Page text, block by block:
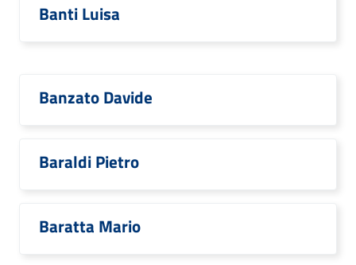
Banti Luisa
Banzato Davide
Baraldi Pietro
Baratta Mario